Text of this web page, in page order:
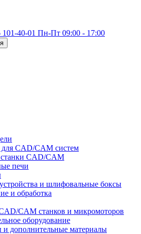
40-01 Пн-Пт 09:00 - 17:00
CAD/CAM систем
CAD/CAM
печи
и шлифовальные боксы
и обработка
CAM станков и микромоторов
оборудование
и дополнительные материалы